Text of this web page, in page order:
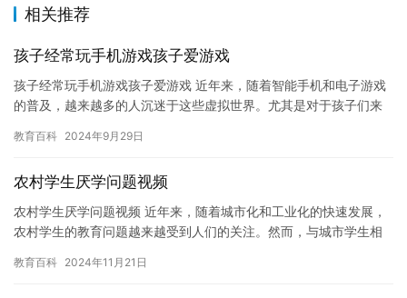
相关推荐
孩子经常玩手机游戏孩子爱游戏
孩子经常玩手机游戏孩子爱游戏 近年来，随着智能手机和电子游戏
的普及，越来越多的人沉迷于这些虚拟世界。尤其是对于孩子们来
种过…
教育百科 2024年9月29日
农村学生厌学问题视频
农村学生厌学问题视频 近年来，随着城市化和工业化的快速发展，
农村学生的教育问题越来越受到人们的关注。然而，与城市学生相
学等…
教育百科 2024年11月21日